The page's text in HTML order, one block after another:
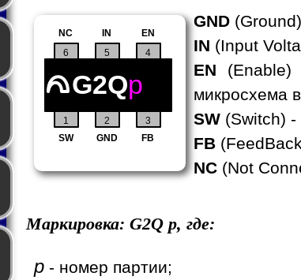
1 2 3
4
SW GND FB
EN
IN
5
6
NC
G2Qp
GND
IN (Input
EN (Enable)
микросхема
SW (Switch)
FB
NC (Not
Маркировка: G2Q p, где:
p - номер партии;